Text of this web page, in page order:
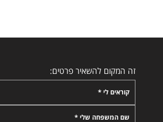
זה המקום להשאיר פרטים:
קוראים לי *
שם המשפחה שלי *